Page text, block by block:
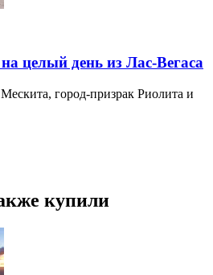
целый день из Лас-Вегаса
город-призрак Риолита и
купили